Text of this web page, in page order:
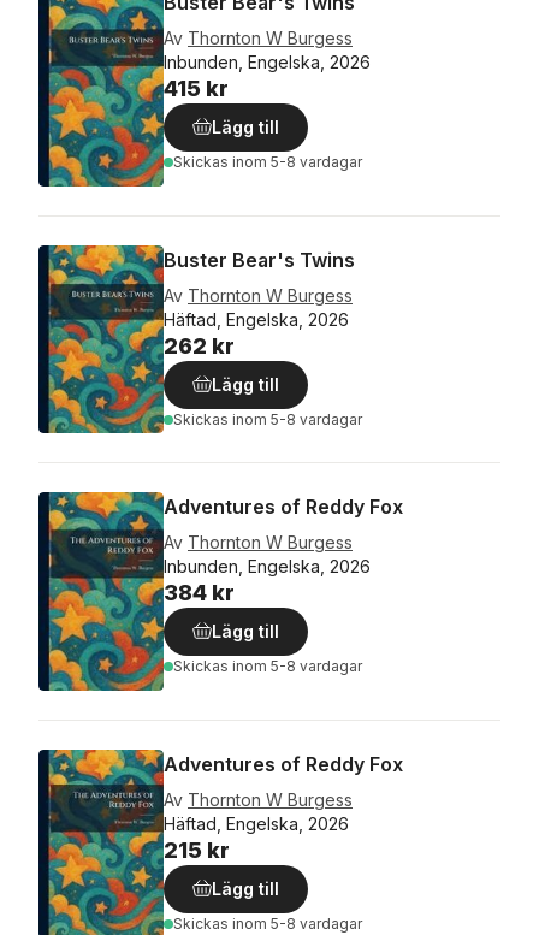
Av Thornton W Burgess
Inbunden, Engelska, 2026
415 kr
Lägg till
Skickas inom 5-8 vardagar
Buster Bear's Twins
Av Thornton W Burgess
Häftad, Engelska, 2026
262 kr
Lägg till
Skickas inom 5-8 vardagar
Adventures of Reddy Fox
Av Thornton W Burgess
Inbunden, Engelska, 2026
384 kr
Lägg till
Skickas inom 5-8 vardagar
Adventures of Reddy Fox
Av Thornton W Burgess
Häftad, Engelska, 2026
215 kr
Lägg till
Skickas inom 5-8 vardagar